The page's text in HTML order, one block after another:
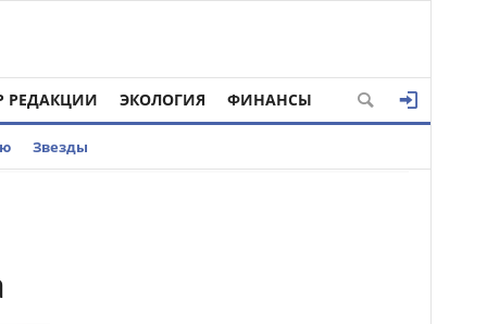
РЕДАКЦИИ ЭКОЛОГИЯ ФИНАНСЫ
Звезды